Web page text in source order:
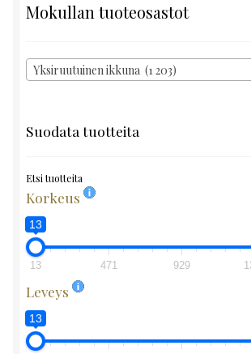
Mokullan tuoteosastot
Yksiruutuinen ikkuna (1 203)
Suodata tuotteita
Etsi tuotteita
Korkeus
13
13 471 929
Leveys
13